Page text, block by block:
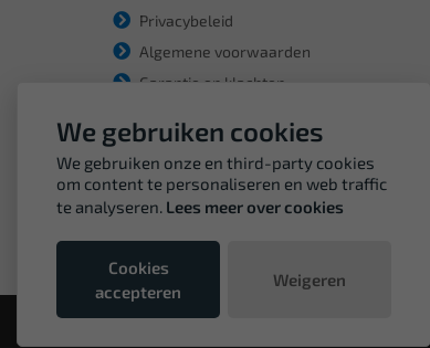
Privacybeleid
Algemene voorwaarden
Garantie en klachten
We gebruiken cookies
We gebruiken onze en third-party cookies
om content te personaliseren en web traffic
te analyseren. Lees meer over cookies
Cookies
accepteren
Weigeren